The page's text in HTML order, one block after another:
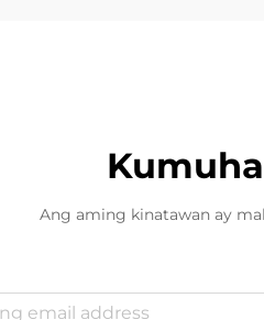
Ang aming kinatawan ay